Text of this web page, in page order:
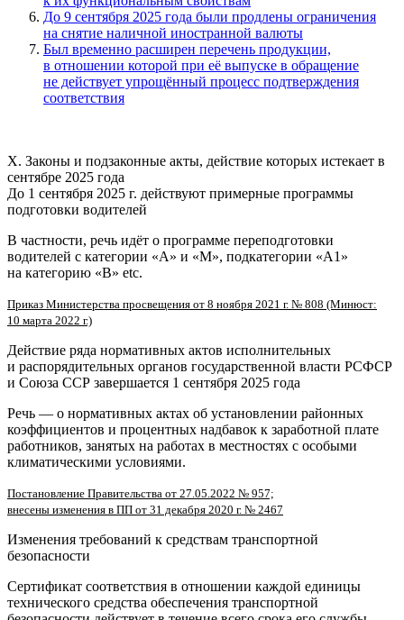
До 9 сентября 2025 года были продлены ограничения
на снятие наличной иностранной валюты
Был временно расширен перечень продукции,
в отношении которой при её выпуске в обращение
не действует упрощённый процесс подтверждения
соответствия
X. Законы и подзаконные акты, действие которых истекает в
сентябре 2025 года
До 1 сентября 2025 г. действуют примерные программы
подготовки водителей
В частности, речь идёт о программе переподготовки
водителей с категории «А» и «М», подкатегории «А1»
на категорию «В» etc.
Приказ Министерства просвещения от 8 ноября 2021 г. № 808 (Минюст:
10 марта 2022 г.)
Действие ряда нормативных актов исполнительных
и распорядительных органов государственной власти РСФСР
и Союза ССР завершается 1 сентября 2025 года
Речь — о нормативных актах об установлении районных
коэффициентов и процентных надбавок к заработной плате
работников, занятых на работах в местностях с особыми
климатическими условиями.
Постановление Правительства от 27.05.2022 № 957;
внесены изменения в ПП от 31 декабря 2020 г. № 2467
Изменения требований к средствам транспортной
безопасности
Сертификат соответствия в отношении каждой единицы
технического средства обеспечения транспортной